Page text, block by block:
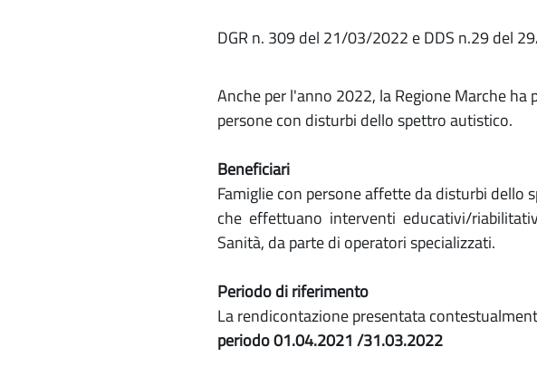
DGR n. 309 del 21/03/2022 e DDS n.29 del
Anche per l'anno 2022, la Regione Marche
persone con disturbi dello spettro autistico.
Beneficiari
Famiglie con persone affette da disturbi dello
che effettuano interventi educativi/
Sanità, da parte di operatori specializzati.
Periodo di riferimento
La rendicontazione presentata
periodo 01.04.2021 /31.03.2022